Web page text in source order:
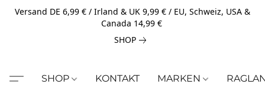
Versand DE 6,99 € / Irland & UK 9,99 € / EU, Schweiz, USA &
Canada 14,99 €
SHOP
SHOP KONTAKT MARKEN